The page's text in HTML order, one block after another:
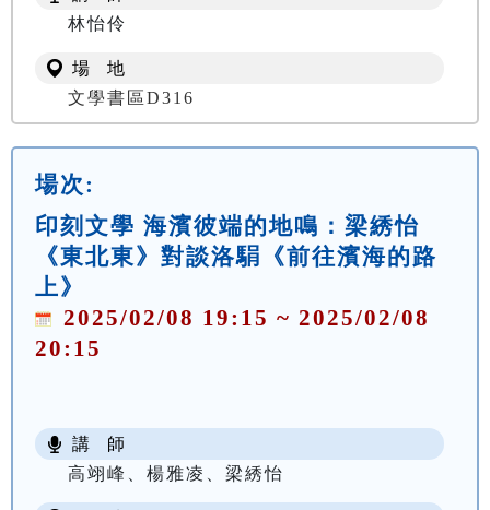
林怡伶
場 地
文學書區D316
場次:
印刻文學 海濱彼端的地鳴：梁綉怡
《東北東》對談洛駽《前往濱海的路
上》
2025/02/08 19:15 ~ 2025/02/08
20:15
講 師
高翊峰、楊雅凌、梁綉怡